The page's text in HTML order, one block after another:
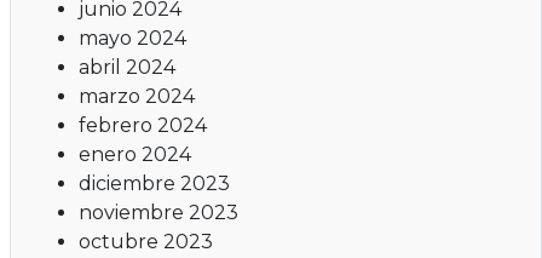
junio 2024
mayo 2024
abril 2024
marzo 2024
febrero 2024
enero 2024
diciembre 2023
noviembre 2023
octubre 2023